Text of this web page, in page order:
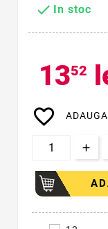
 In stoc
1352
favorite_border